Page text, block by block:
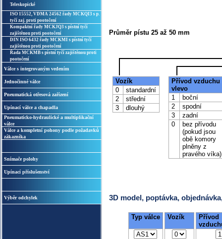
Teleskopické
ISO 15552, VDMA 24562 řady MCKQI3 s p.
tyčí zaj. proti pootočení
Kompaktní řady MCKJQ3 s pístní tyčí
zajištěnou proti pootočení
DIN ISO 6432 řady MCKMI s pístní tyčí
zajištěnou proti pootočení
Řada MCKMB s pístní tyčí zajištěnou proti
pootočení
Válce s integrovaným vedením
Jednočinné válce
Pneumatická otřesová zařízení
Upínací válce a chapadla
Pneumaticko-hydraulické a multiplikační
válce
Válce a kompletní pohony podle požadavků
zákazníka
Snímače polohy
Upínací příslušenství
Výběr odchylek
Průměr pístu 25 až 50 mm
Vozík
0
standardní
2
střední
3
dlouhý
Přívod vzduchu
vlevo
1
boční
2
spodní
3
zadní
0
bez přívodu
(pokud jsou
obě komory
plněny z
pravého víka)
3D model, poptávka,
Typ válce Vozík
Přívod